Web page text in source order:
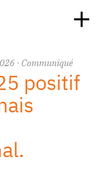
· Communiqué
positif